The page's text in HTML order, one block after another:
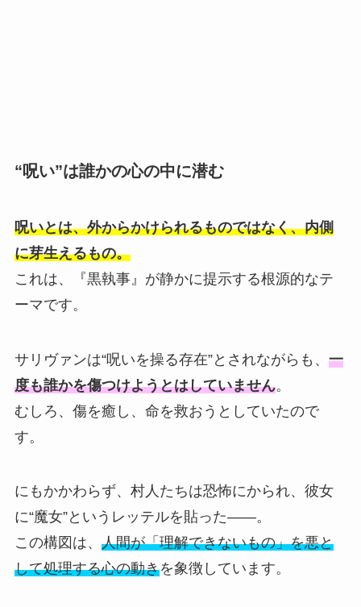
“呪い”は誰かの心の中に潜む
呪いとは、外からかけられるものではなく、内側
に芽生えるもの。
これは、『黒執事』が静かに提示する根源的なテ
ーマです。
サリヴァンは“呪いを操る存在”とされながらも、 一
度も誰かを傷つけようとはしていません。
むしろ、傷を癒し、命を救おうとしていたので
す。
にもかかわらず、村人たちは恐怖にかられ、彼女
に“魔女”というレッテルを貼った——。
この構図は、 人間が「理解できないもの」を悪と
して処理する心の動きを象徴しています。